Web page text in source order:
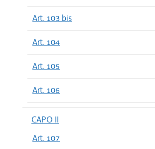
Art. 103 bis
Art. 104
Art. 105
Art. 106
CAPO II
Art. 107